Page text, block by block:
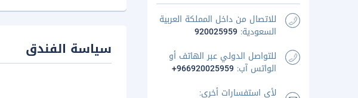
سياسة الفندق
للاتصال من داخل المملكة العربية
السعودية: 920025959
للتواصل الدولي عبر الهاتف أو
الواتس آب: +966920025959
لأي استفسارات أخرى: